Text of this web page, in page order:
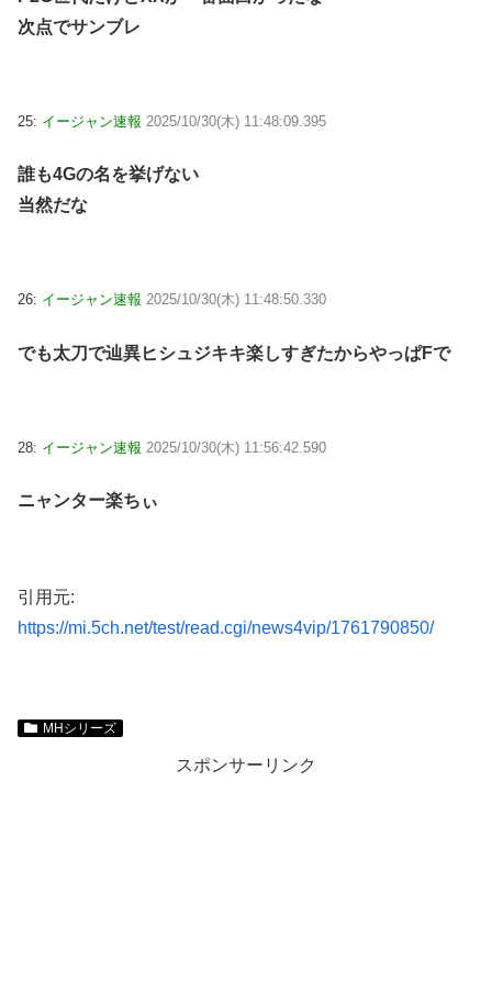
次点でサンブレ
25: イージャン速報 2025/10/30(木) 11:48:09.395
誰も4Gの名を挙げない
当然だな
26: イージャン速報 2025/10/30(木) 11:48:50.330
でも太刀で辿異ヒシュジキキ楽しすぎたからやっぱFで
28: イージャン速報 2025/10/30(木) 11:56:42.590
ニャンター楽ちぃ
引用元:
https://mi.5ch.net/test/read.cgi/news4vip/1761790850/
MHシリーズ
スポンサーリンク